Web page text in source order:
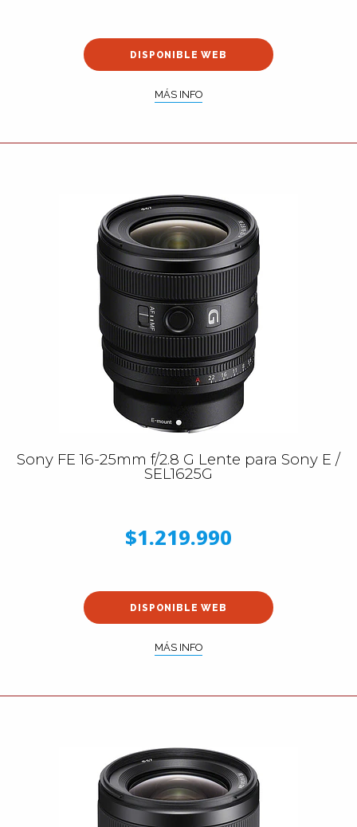
DISPONIBLE WEB
MÁS INFO
Sony FE 16-25mm f/2.8 G Lente para Sony E /
SEL1625G
$1.219.990
DISPONIBLE WEB
MÁS INFO